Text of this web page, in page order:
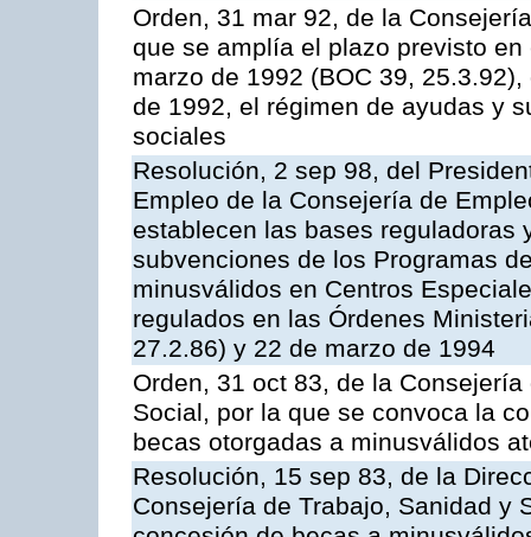
Orden, 31 mar 92, de la
que se amplía el plazo previsto
marzo de 1992 (BOC 39,
de 1992, el régimen de ayudas y
sociales
Resolución, 2 sep 98, del
Empleo de la Consejería de
establecen las bases reguladoras
subvenciones de los Programas
minusválidos en Centros
regulados en las Órdenes
27.2.86) y 22 de marzo de 1994
Orden, 31 oct 83, de la
Social, por la que se convoca la
becas otorgadas a minusválidos
Resolución, 15 sep 83, de la
Consejería de Trabajo, Sanidad y